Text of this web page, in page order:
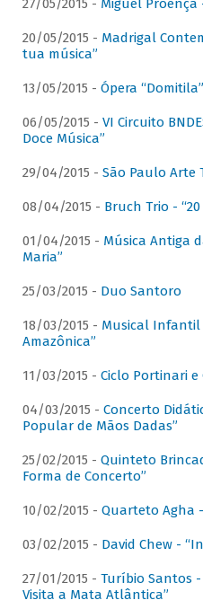
27/05/2015 - Miguel Proença
20/05/2015 - Madrigal
tua música”
13/05/2015 - Ópera “Domitila”
06/05/2015 - VI Circuito
Doce Música”
29/04/2015 - São Paulo Arte
08/04/2015 - Bruch Trio -
01/04/2015 - Música Antiga
Maria”
25/03/2015 - Duo Santoro
18/03/2015 - Musical Infantil
Amazônica”
11/03/2015 - Ciclo Portinari e
04/03/2015 - Concerto
Popular de Mãos Dadas”
25/02/2015 - Quinteto
Forma de Concerto”
10/02/2015 - Quarteto Agha -
03/02/2015 - David Chew -
27/01/2015 - Turíbio Santos
Visita a Mata Atlântica”